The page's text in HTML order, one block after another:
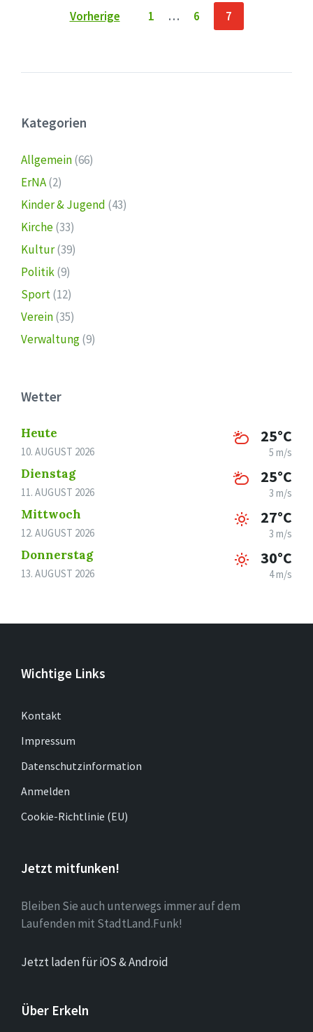
Seitennummerierung
Beiträge
Vorherige 1 … 6 7
Kategorien
Allgemein(66)
ErNA(2)
Kinder & Jugend (43)
Kirche(33)
Kultur(39)
Politik(9)
Sport(12)
Verein(35)
Verwaltung(9)
Wetter
Heute
10. AUGUST 2026
25°C
5 m/s
Dienstag
11. AUGUST 2026
25°C
3 m/s
Mittwoch
12. AUGUST 2026
27°C
3 m/s
Donnerstag
13. AUGUST 2026
30°C
4 m/s
Wichtige Links
Kontakt
Impressum
Datenschutzinformation
Anmelden
Cookie-Richtlinie (EU)
Jetzt mitfunken!
Bleiben Sie auch unterwegs immer auf dem
Laufenden mit StadtLand.Funk!
Jetzt laden für iOS & Android
Über Erkeln